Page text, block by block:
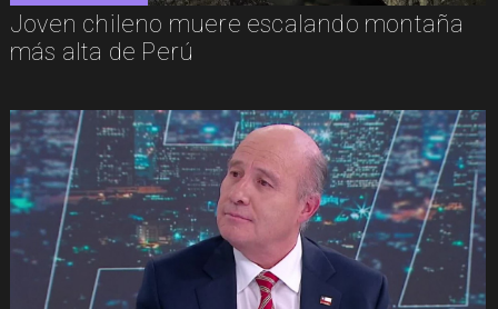
Joven chileno muere escalando montaña
más alta de Perú